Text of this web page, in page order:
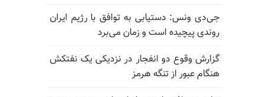
جی‌دی ونس: دستیابی به توافق با رژیم ایران
روندی پیچیده است و زمان می‌برد
گزارش وقوع دو انفجار در نزدیکی یک نفتکش
هنگام عبور از تنگه هرمز